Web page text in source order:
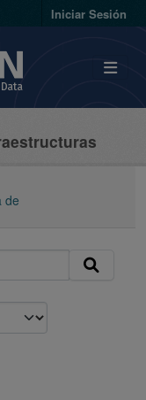
Iniciar Sesión
de